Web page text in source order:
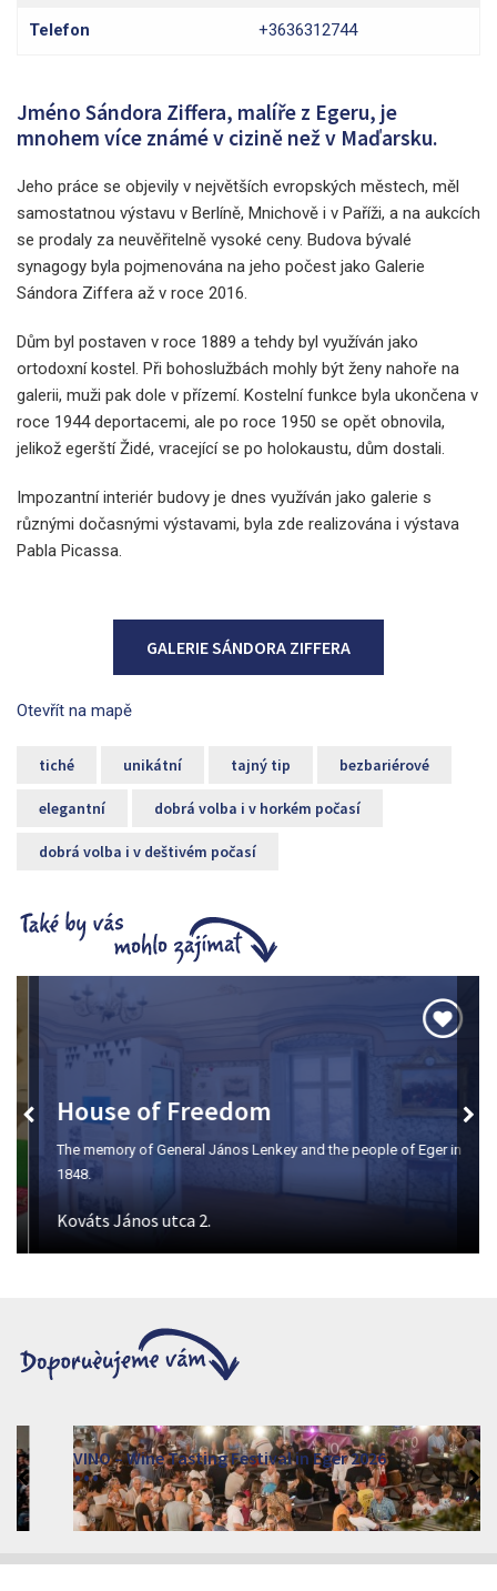
Telefon +3636312744
Jméno Sándora Ziffera, malíře z Egeru, je
mnohem více známé v cizině než v Maďarsku.
Jeho práce se objevily v největších evropských městech, měl
samostatnou výstavu v Berlíně, Mnichově i v Paříži, a na aukcích
se prodaly za neuvěřitelně vysoké ceny. Budova bývalé
synagogy byla pojmenována na jeho počest jako Galerie
Sándora Ziffera až v roce 2016.
Dům byl postaven v roce 1889 a tehdy byl využíván jako
ortodoxní kostel. Při bohoslužbách mohly být ženy nahoře na
galerii, muži pak dole v přízemí. Kostelní funkce byla ukončena v
roce 1944 deportacemi, ale po roce 1950 se opět obnovila,
jelikož egerští Židé, vracející se po holokaustu, dům dostali.
Impozantní interiér budovy je dnes využíván jako galerie s
různými dočasnými výstavami, byla zde realizována i výstava
Pabla Picassa.
GALERIE SÁNDORA ZIFFERA
Otevřít na mapě
tiché unikátní tajný tip bezbariérové
elegantní dobrá volba i v horkém počasí
dobrá volba i v deštivém počasí
House of Freedom
The memory of General János Lenkey and the people of Eger in
1848.
Kováts János utca 2.
VINO – Wine Tasting Festival in Eger 2026
2026. srpen 12 - 17.
Eger 3300, Dobó István tér